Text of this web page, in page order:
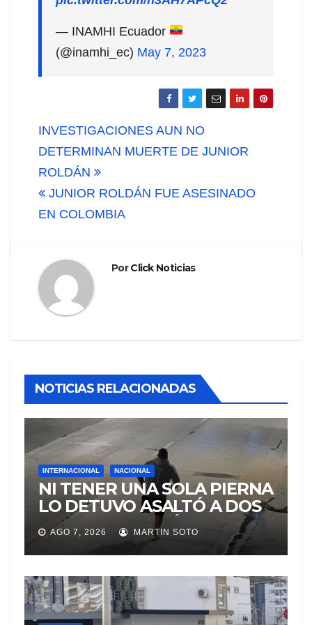
— INAMHI Ecuador
(@inamhi_ec) May 7, 2023
Navegación
de
entradas
INVESTIGACIONES AUN NO
DETERMINAN MUERTE DE JUNIOR
ROLDÁN
JUNIOR ROLDÁN FUE ASESINADO
EN COLOMBIA
PorClick Noticias
NOTICIAS RELACIONADAS
INTERNACIONAL NACIONAL
NI TENER UNA SOLA PIERNA
LO DETUVO ASALTÓ A DOS
MUJERES Y HUYÓ
BRINCANDO.
AGO 7, 2026 MARTIN SOTO